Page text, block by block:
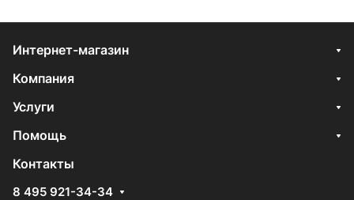
Интернет-магазин
Компания
Услуги
Помощь
Контакты
8 495 921-34-34